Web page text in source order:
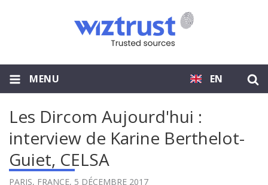
EN
MENU
Les Dircom Aujourd'hui :
interview de Karine Berthelot-
Guiet, CELSA
PARIS, FRANCE, 5 DÉCEMBRE 2017